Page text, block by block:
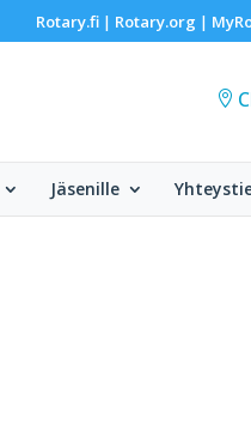
Rotary.fi| Rotary.org |
Jäsenille